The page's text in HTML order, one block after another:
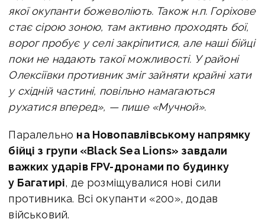
якої окупанти божеволіють. Також н.п. Горіхове
стає сірою зоною, там активно проходять бої,
ворог пробує у селі закріпитися, але наші бійці
поки не надають такої можливості. У районі
Олексіївки противник зміг зайняти крайні хати
у східній частині, повільно намагаються
рухатися вперед», — пише «Мучной».
Паралельно на Новопавлівському напрямку
бійці з групи «Black Sea Lions» завдали
важких ударів FPV-дронами по будинку
у Багатирі, де розміщувалися нові сили
противника. Всі окупанти «200», додав
військовий.